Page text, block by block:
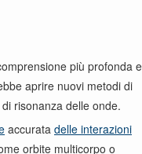
più profonda e
aprire nuovi metodi di
risonanza delle onde.
accurata delle interazioni
orbite multicorpo o